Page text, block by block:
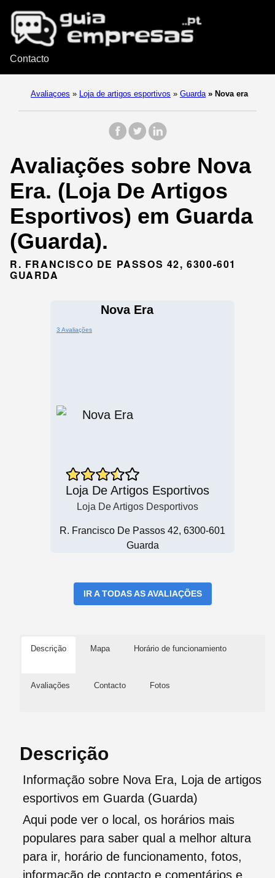
Contacto
Avaliaçoes » Loja de artigos esportivos » Guarda » Nova era
Avaliações sobre Nova
Era. (Loja De Artigos
Esportivos) em Guarda
(Guarda).
R. FRANCISCO DE PASSOS 42, 6300-601
GUARDA
Nova Era
3 Avaliações
Loja De Artigos Esportivos
Loja De Artigos Desportivos
R. Francisco De Passos 42, 6300-601
Guarda
IR A TODAS AS AVALIAÇÕES
Descrição Mapa Horário de funcionamiento
Avaliações Contacto Fotos
Descrição
Informação sobre Nova Era, Loja de artigos
esportivos em Guarda (Guarda)
Aqui pode ver o local, os horários mais
populares para saber qual a melhor altura
para ir, horário de funcionamento, fotos,
informação de contacto e comentários e